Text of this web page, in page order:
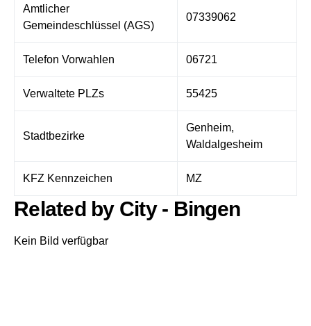
Amtlicher
Gemeindeschlüssel (AGS)
07339062
Telefon Vorwahlen 06721
Verwaltete PLZs 55425
Stadtbezirke
Genheim,
Waldalgesheim
KFZ Kennzeichen MZ
Related by City - Bingen
Kein Bild verfügbar